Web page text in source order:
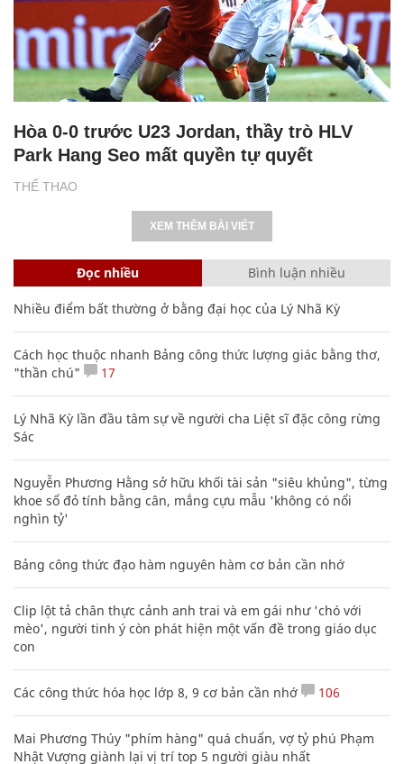
THỂ THAO
Hòa 0-0 trước U23 Jordan, thầy trò HLV
Park Hang Seo mất quyền tự quyết
XEM THÊM BÀI VIẾT
Đọc nhiều Bình luận nhiều
Nhiều điểm bất thường ở bằng đại học của Lý Nhã Kỳ
Cách học thuộc nhanh Bảng công thức lượng giác bằng thơ,
"thần chú"
17
Lý Nhã Kỳ lần đầu tâm sự về người cha Liệt sĩ đặc công rừng
Sác
Nguyễn Phương Hằng sở hữu khối tài sản "siêu khủng", từng
khoe sổ đỏ tính bằng cân, mắng cựu mẫu 'không có nổi
nghìn tỷ'
Bảng công thức đạo hàm nguyên hàm cơ bản cần nhớ
Clip lột tả chân thực cảnh anh trai và em gái như 'chó với
mèo', người tinh ý còn phát hiện một vấn đề trong giáo dục
con
Các công thức hóa học lớp 8, 9 cơ bản cần nhớ 106
Mai Phương Thúy "phím hàng" quá chuẩn, vợ tỷ phú Phạm
Nhật Vượng giành lại vị trí top 5 người giàu nhất